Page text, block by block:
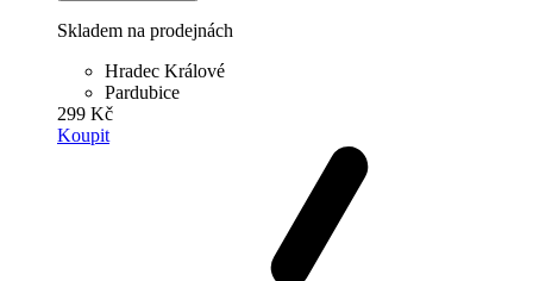
Skladem na prodejnách
Hradec Králové
Pardubice
299 Kč
Koupit